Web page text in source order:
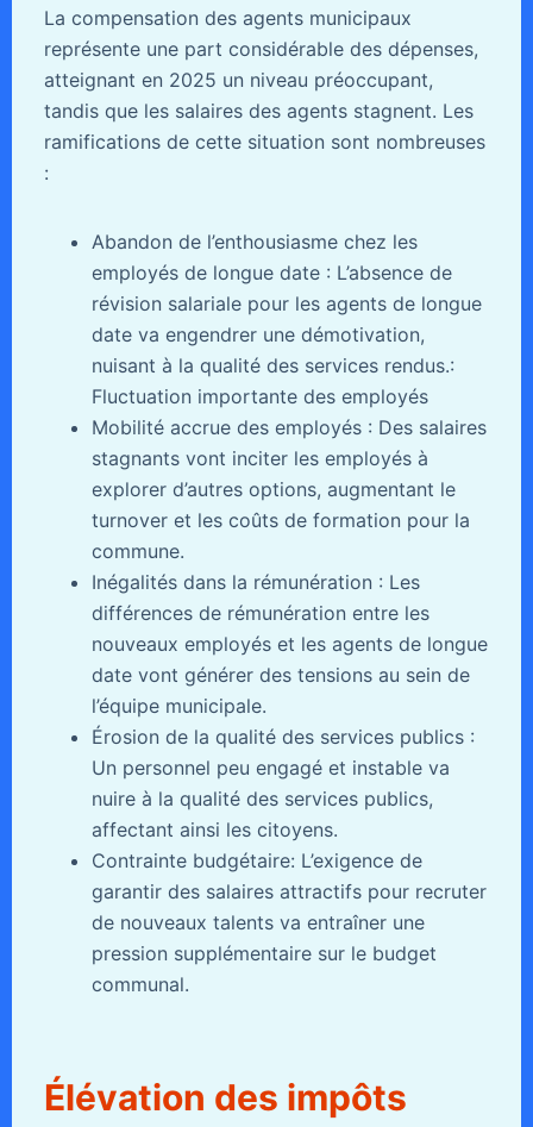
La compensation des agents municipaux
représente une part considérable des dépenses,
atteignant en 2025 un niveau préoccupant,
tandis que les salaires des agents stagnent. Les
ramifications de cette situation sont nombreuses
:
Abandon de l’enthousiasme chez les
employés de longue date : L’absence de
révision salariale pour les agents de longue
date va engendrer une démotivation,
nuisant à la qualité des services rendus.:
Fluctuation importante des employés
Mobilité accrue des employés : Des salaires
stagnants vont inciter les employés à
explorer d’autres options, augmentant le
turnover et les coûts de formation pour la
commune.
Inégalités dans la rémunération : Les
différences de rémunération entre les
nouveaux employés et les agents de longue
date vont générer des tensions au sein de
l’équipe municipale.
Érosion de la qualité des services publics :
Un personnel peu engagé et instable va
nuire à la qualité des services publics,
affectant ainsi les citoyens.
Contrainte budgétaire: L’exigence de
garantir des salaires attractifs pour recruter
de nouveaux talents va entraîner une
pression supplémentaire sur le budget
communal.
Élévation des impôts